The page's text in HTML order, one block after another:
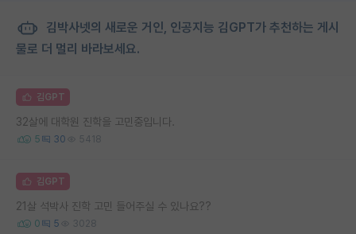
김박사넷의 새로운 거인, 인공지능 김GPT가 추천하는 게시
물로 더 멀리 바라보세요.
김GPT
32살에 대학원 진학을 고민중입니다.
5 30 5418
김GPT
21살 석박사 진학 고민 들어주실 수 있나요??
0 5 3028